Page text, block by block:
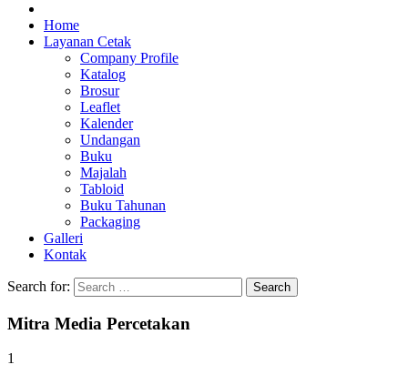
Jasa Cetak Online DMG Printing
Home
Layanan Cetak
Company Profile
Katalog
Brosur
Leaflet
Kalender
Undangan
Buku
Majalah
Tabloid
Buku Tahunan
Packaging
Galleri
Kontak
Search for:
Mitra Media Percetakan
1